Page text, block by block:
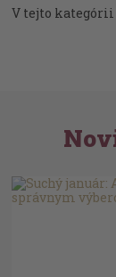
V tejto kategórii